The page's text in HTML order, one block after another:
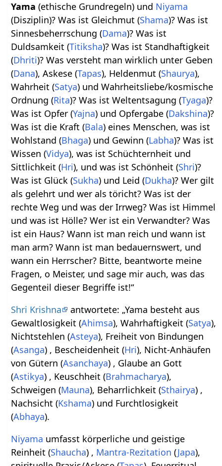
Yama (ethische Grundregeln) und Niyama
(Disziplin)? Was ist Gleichmut (Shama)? Was ist
Sinnesbeherrschung (Dama)? Was ist
Duldsamkeit (Titiksha)? Was ist Standhaftigkeit
(Dhriti)? Was versteht man wirklich unter Geben
(Dana), Askese (Tapas), Heldenmut (Shaurya),
Wahrheit (Satya) und Wahrheitsliebe/kosmische
Ordnung (Rita)? Was ist Weltentsagung (Tyaga)?
Was ist Opfer (Yajna) und Opfergabe (Dakshina)?
Was ist die Kraft (Bala) eines Menschen, was ist
Wohlstand (Bhaga) und Gewinn (Labha)? Was ist
Wissen (Vidya), was ist Schüchternheit und
Sittlichkeit (Hri), und was ist Schönheit (Shri)?
Was ist Glück (Sukha) und Leid (Dukha)? Wer gilt
als gelehrt und wer als töricht? Was ist der
rechte Weg und was der Irrweg? Was ist Himmel
und was ist Hölle? Wer ist ein Verwandter? Was
ist ein Haus? Wann ist man reich und wann ist
man arm? Wann ist man bedauernswert, und
wann ein Herrscher? Bitte, beantworte meine
Fragen, o Meister, und sage mir auch, was das
Gegenteil dieser Begriffe ist!“
Shri Krishna
antwortete: „Yama besteht aus
Gewaltlosigkeit (Ahimsa), Wahrhaftigkeit (Satya),
Nichtstehlen (Asteya), Freiheit von Bindungen
(Asanga) , Bescheidenheit (Hri), Nicht-Anhäufen
von Gütern (Asanchaya) , Glaube an Gott
(Astikya) , Keuschheit (Brahmacharya),
Schweigen (Mauna), Beharrlichkeit (Sthairya) ,
Nachsicht (Kshama) und Furchtlosigkeit
(Abhaya).
Niyama umfasst körperliche und geistige
Reinheit (Shaucha) , Mantra-Rezitation (Japa),